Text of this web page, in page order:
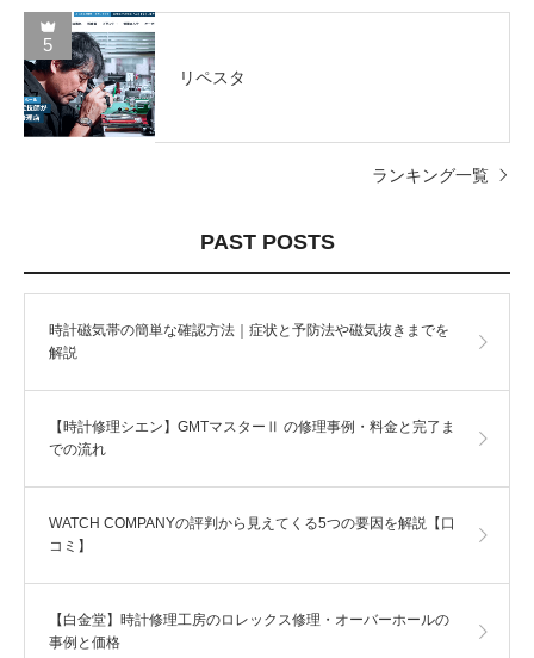
5
リペスタ
ランキング一覧
PAST POSTS
時計磁気帯の簡単な確認方法｜症状と予防法や磁気抜きまでを
解説
【時計修理シエン】GMTマスターⅡ の修理事例・料金と完了ま
での流れ
WATCH COMPANYの評判から見えてくる5つの要因を解説【口
コミ】
【白金堂】時計修理工房のロレックス修理・オーバーホールの
事例と価格